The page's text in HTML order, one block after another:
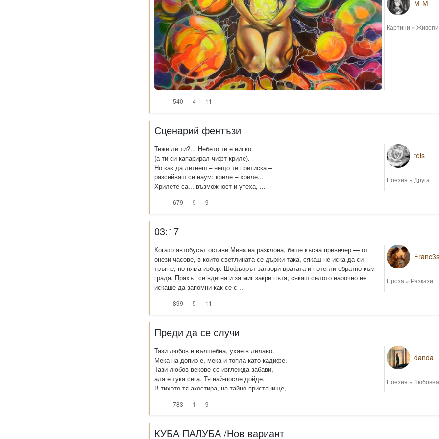
М-М
Картини »
540 4 11
Сценарий фентъзи
Тежи ли ти?... Небето ти е ниско
(а ти си капарирал чифт криле).
Но как да литнеш – нещо те притиска –
разсейваш се наум: криле – хриле...
Хрилете са... възможност и утеха, ...
teis
Поезия » Друга
679 9 9
03:17
Когато автобусът остави Мина на разклона, беше късна привечер — от
онези часове, в които светлината се държи така, сякаш не иска да си
тръгне, но няма избор. Шофьорът затвори вратата и потегли обратно към
града. Прахът се вдигна и за миг закри пътя, сякаш селото нарочно не
искаше да запомни как се с ...
Проза » Разкази
899 5 11
Преди да се случи
Тази любов е вълшебна, ухае в лилаво.
Мека на допир е, мека и топла като кадифе.
Тази любов векове се изглежда забави,
ала е тука сега. Тя най-после дойде.
В тихото тя акостира, на тайно пристанище, ...
danda
Поезия » Любовна
783 1 9
КУБА ПАЛУБА /Нов вариант